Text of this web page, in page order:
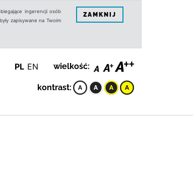
ingerencji osób
zapisywane na Twoim
ZAMKNIJ
PL EN wielkość:
kontrast: